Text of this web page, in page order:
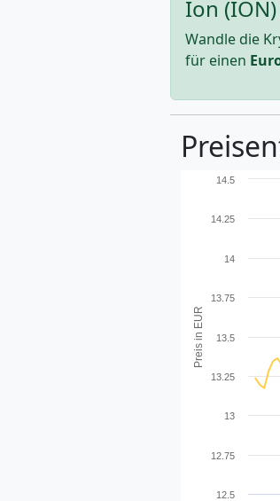
Ion
Wandle die
für einen
Preis in EUR
12.5
12.75
13
13.25
13.5
13.75
14
14.25
14.5